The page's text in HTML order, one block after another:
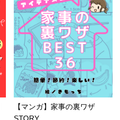
【マンガ】家事の裏ワザ